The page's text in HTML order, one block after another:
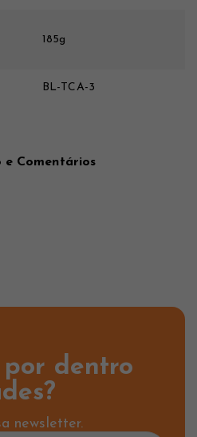
185g
BL-TCA-3
e Comentários
dentro
newsletter.